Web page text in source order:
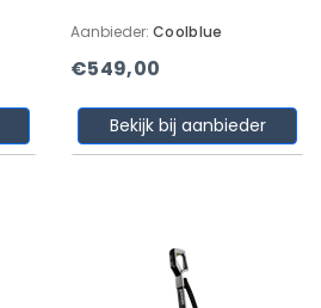
Aanbieder: Coolblue
€549,00
Bekijk bij aanbieder